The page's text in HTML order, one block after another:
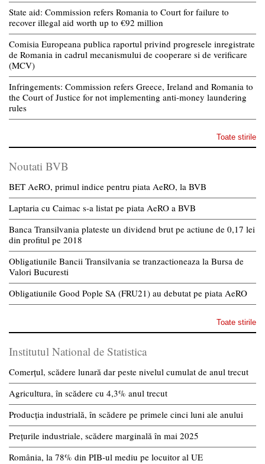
State aid: Commission refers Romania to Court for failure to
recover illegal aid worth up to €92 million
Comisia Europeana publica raportul privind progresele inregistrate
de Romania in cadrul mecanismului de cooperare si de verificare
(MCV)
Infringements: Commission refers Greece, Ireland and Romania to
the Court of Justice for not implementing anti-money laundering
rules
Toate stirile
Noutati BVB
BET AeRO, primul indice pentru piata AeRO, la BVB
Laptaria cu Caimac s-a listat pe piata AeRO a BVB
Banca Transilvania plateste un dividend brut pe actiune de 0,17 lei
din profitul pe 2018
Obligatiunile Bancii Transilvania se tranzactioneaza la Bursa de
Valori Bucuresti
Obligatiunile Good Pople SA (FRU21) au debutat pe piata AeRO
Toate stirile
Institutul National de Statistica
Comerțul, scădere lunară dar peste nivelul cumulat de anul trecut
Agricultura, în scădere cu 4,3% anul trecut
Producția industrială, în scădere pe primele cinci luni ale anului
Prețurile industriale, scădere marginală în mai 2025
România, la 78% din PIB-ul mediu pe locuitor al UE